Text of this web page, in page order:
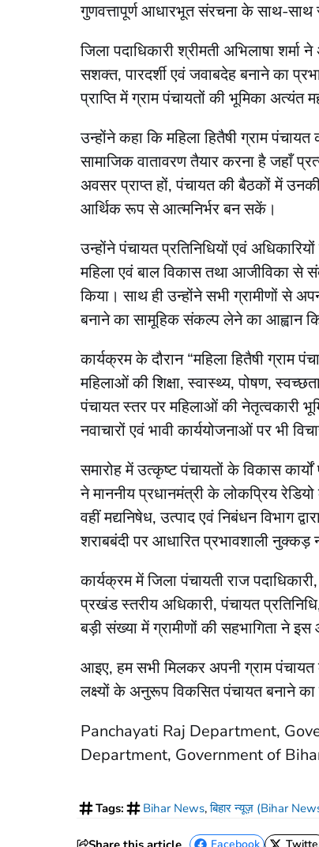
गुणवत्तापूर्ण आधारभूत संरचना के साथ-साथ
जिला पदाधिकारी श्रीमती अभिलाषा
सशक्त, पारदर्शी एवं जवाबदेह बनाने का
प्राप्ति में ग्राम पंचायतों की भूमिका
उन्होंने कहा कि महिला हितैषी ग्राम
सामाजिक वातावरण तैयार करना है जहाँ
अवसर प्राप्त हों, पंचायत की बैठकों में
आर्थिक रूप से आत्मनिर्भर बन सकें।
उन्होंने पंचायत प्रतिनिधियों एवं
महिला एवं बाल विकास तथा आजीविका से
किया। साथ ही उन्होंने सभी ग्रामीणों से
बनाने का सामूहिक संकल्प लेने का आह्वान
कार्यक्रम के दौरान “महिला हितैषी ग्राम
महिलाओं की शिक्षा, स्वास्थ्य, पोषण,
पंचायत स्तर पर महिलाओं की नेतृत्वकारी
नवाचारों एवं भावी कार्ययोजनाओं पर भी
समारोह में उत्कृष्ट पंचायतों के विकास
ने माननीय प्रधानमंत्री के लोकप्रिय
वहीं मद्यनिषेध, उत्पाद एवं निबंधन विभाग
शराबबंदी पर आधारित प्रभावशाली
कार्यक्रम में जिला पंचायती राज
प्रखंड स्तरीय अधिकारी, पंचायत
बड़ी संख्या में ग्रामीणों की सहभागिता ने
आइए, हम सभी मिलकर अपनी ग्राम पंचायत
लक्ष्यों के अनुरूप विकसित पंचायत बनाने
Panchayati Raj Department,
Department, Government of
Tags: Bihar News,बिहार न्यूज़ (Bihar